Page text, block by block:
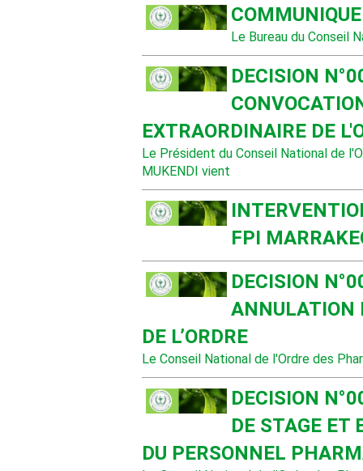
Le Bureau du Conseil
DECISION
EXTRAORDINAIRE DE
Le Président du Conseil National de
MUKENDI vient
FPI
DECISION
ANNULATION
DE L’ORDRE
Le Conseil National de l'Ordre des
DECISION
DE STAGE ET
DU PERSONNEL